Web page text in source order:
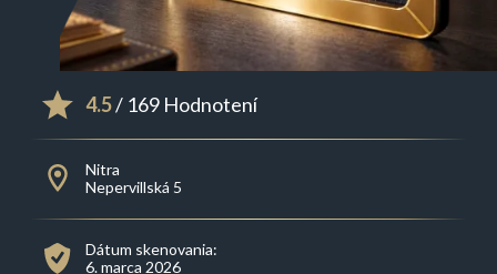
4.5/ 169 Hodnotení
Nitra
Nepervillská 5
Dátum skenovania:
6. marca 2026